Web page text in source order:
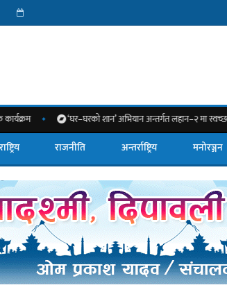
‘घर–घरको शान’ अभियान अन्तर्गत लहान–२ मा स्वच्छता
राजनीति अन्तर्राष्ट्रिय मनोरञ्जन